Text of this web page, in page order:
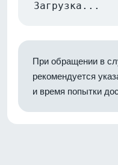
Загрузка...
При обращении в
рекомендуется
и время попытки